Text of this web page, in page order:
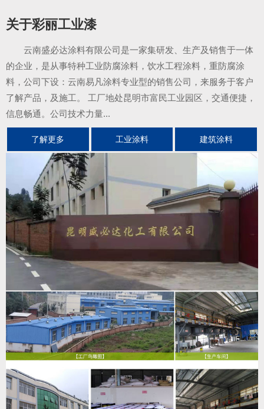
关于彩丽工业漆
云南盛必达涂料有限公司是一家集研发、生产及销售于一体
的企业，是从事特种工业防腐涂料，饮水工程涂料，重防腐涂
料，公司下设：云南易凡涂料专业型的销售公司，来服务于客户
了解产品，及施工。 工厂地处昆明市富民工业园区，交通便捷，
信息畅通。公司技术力量...
了解更多 工业涂料 建筑涂料